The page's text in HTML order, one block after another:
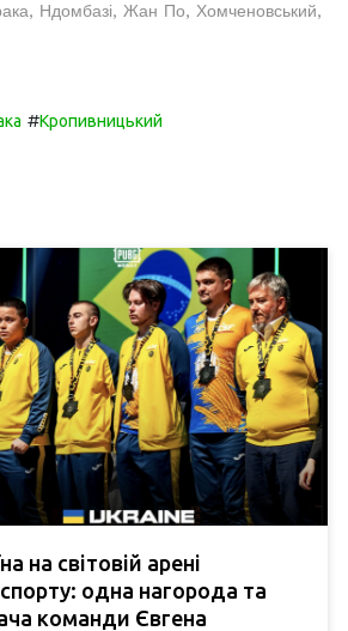
Ндомбазі, Жан По, Хомченовський,
#Кропивницький
на світовій арені
одна нагорода та
команди Євгена